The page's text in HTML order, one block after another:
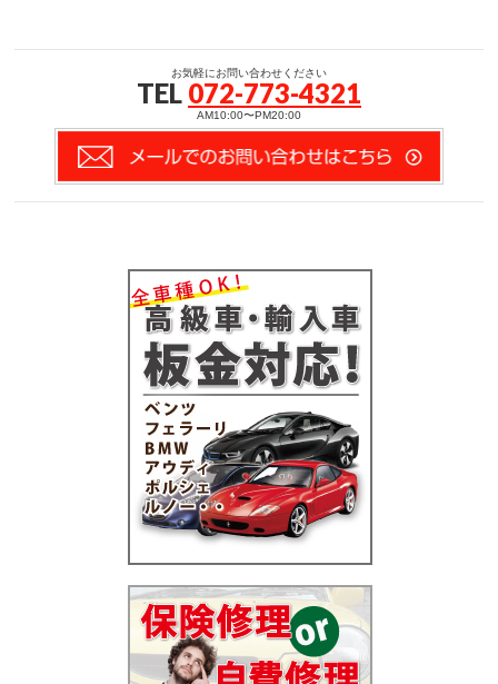
お気軽にお問い合わせください
TEL 072-773-4321
AM10:00〜PM20:00